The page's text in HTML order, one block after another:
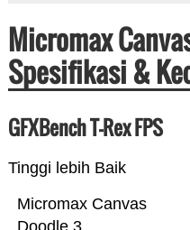
Micromax
Spesifikasi &
GFXBench T-Rex FPS
Tinggi lebih Baik
Micromax Canvas